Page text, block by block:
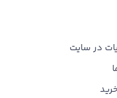
در سایت